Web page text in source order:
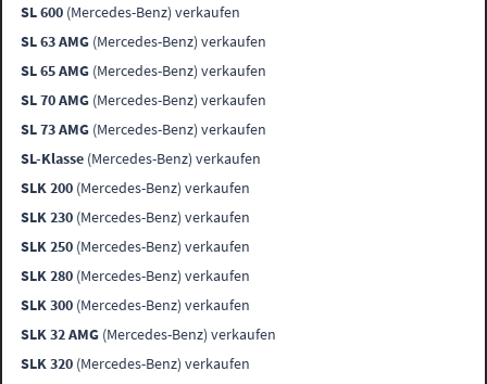
SL 600 (Mercedes-Benz) verkaufen
SL 63 AMG (Mercedes-Benz) verkaufen
SL 65 AMG (Mercedes-Benz) verkaufen
SL 70 AMG (Mercedes-Benz) verkaufen
SL 73 AMG (Mercedes-Benz) verkaufen
SL-Klasse (Mercedes-Benz) verkaufen
SLK 200 (Mercedes-Benz) verkaufen
SLK 230 (Mercedes-Benz) verkaufen
SLK 250 (Mercedes-Benz) verkaufen
SLK 280 (Mercedes-Benz) verkaufen
SLK 300 (Mercedes-Benz) verkaufen
SLK 32 AMG (Mercedes-Benz) verkaufen
SLK 320 (Mercedes-Benz) verkaufen